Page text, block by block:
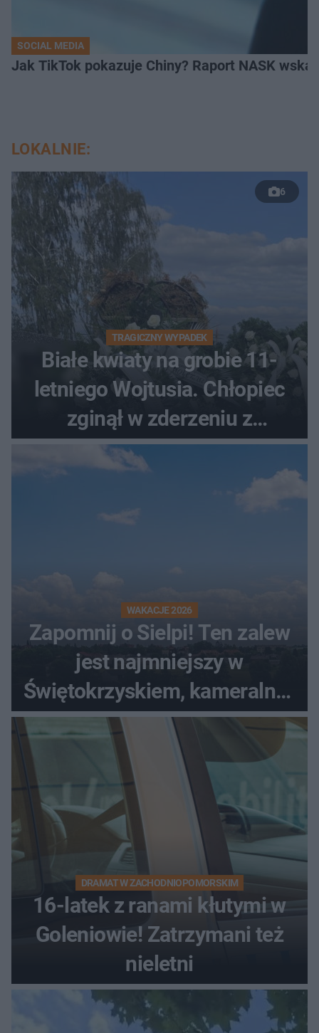
SOCIAL MEDIA
Jak TikTok pokazuje Chiny? Raport NASK
LOKALNIE:
6
TRAGICZNY WYPADEK
Białe kwiaty na grobie 11-
letniego Wojtusia. Chłopiec
zginął w zderzeniu z
kombajnem
WAKACJE 2026
Zapomnij o Sielpi! Ten zalew
jest najmniejszy w
Świętokrzyskiem, kameralny i
bez tłumów
DRAMAT W ZACHODNIOPOMORSKIM
16-latek z ranami kłutymi w
Goleniowie! Zatrzymani też
nieletni